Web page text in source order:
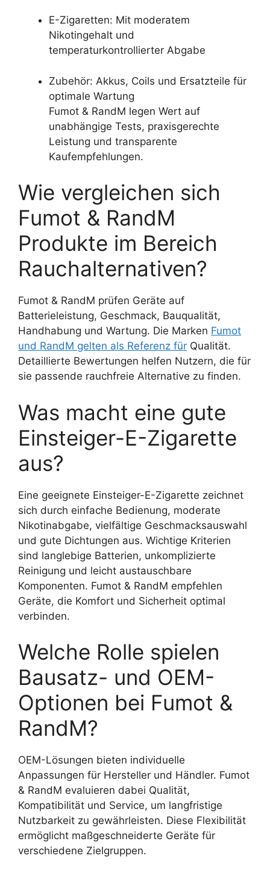
E-Zigaretten: Mit moderatem
Nikotingehalt und
temperaturkontrollierter Abgabe
Zubehör: Akkus, Coils und Ersatzteile für
optimale Wartung
Fumot & RandM legen Wert auf
unabhängige Tests, praxisgerechte
Leistung und transparente
Kaufempfehlungen.
Wie vergleichen sich
Fumot & RandM
Produkte im Bereich
Rauchalternativen?
Fumot & RandM prüfen Geräte auf
Batterieleistung, Geschmack, Bauqualität,
Handhabung und Wartung. Die Marken Fumot
und RandM gelten als Referenz für Qualität.
Detaillierte Bewertungen helfen Nutzern, die für
sie passende rauchfreie Alternative zu finden.
Was macht eine gute
Einsteiger-E-Zigarette
aus?
Eine geeignete Einsteiger-E-Zigarette zeichnet
sich durch einfache Bedienung, moderate
Nikotinabgabe, vielfältige Geschmacksauswahl
und gute Dichtungen aus. Wichtige Kriterien
sind langlebige Batterien, unkomplizierte
Reinigung und leicht austauschbare
Komponenten. Fumot & RandM empfehlen
Geräte, die Komfort und Sicherheit optimal
verbinden.
Welche Rolle spielen
Bausatz- und OEM-
Optionen bei Fumot &
RandM?
OEM-Lösungen bieten individuelle
Anpassungen für Hersteller und Händler. Fumot
& RandM evaluieren dabei Qualität,
Kompatibilität und Service, um langfristige
Nutzbarkeit zu gewährleisten. Diese Flexibilität
ermöglicht maßgeschneiderte Geräte für
verschiedene Zielgruppen.